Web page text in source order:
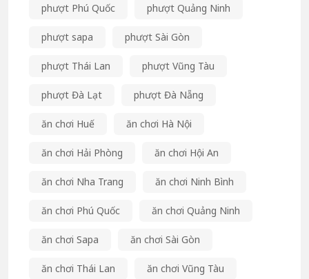
phượt Phú Quốc phượt Quảng Ninh
phượt sapa phượt Sài Gòn
phượt Thái Lan phượt Vũng Tàu
phượt Đà Lạt phượt Đà Nẵng
ăn chơi Huế ăn chơi Hà Nội
ăn chơi Hải Phòng ăn chơi Hội An
ăn chơi Nha Trang ăn chơi Ninh Bình
ăn chơi Phú Quốc ăn chơi Quảng Ninh
ăn chơi Sapa ăn chơi Sài Gòn
ăn chơi Thái Lan ăn chơi Vũng Tàu